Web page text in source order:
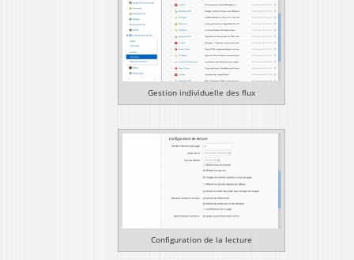
Gestion individuelle des flux
Configuration de la lecture